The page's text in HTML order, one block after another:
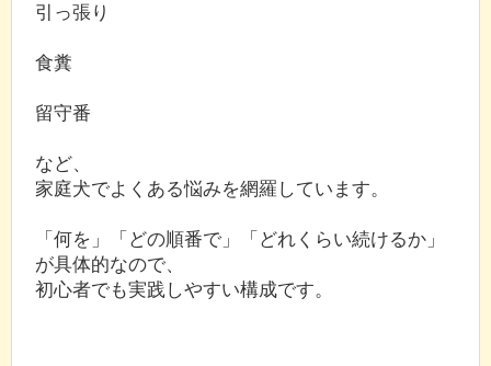
引っ張り
食糞
留守番
など、
家庭犬でよくある悩みを網羅しています。
「何を」「どの順番で」「どれくらい続けるか」
が具体的なので、
初心者でも実践しやすい構成です。